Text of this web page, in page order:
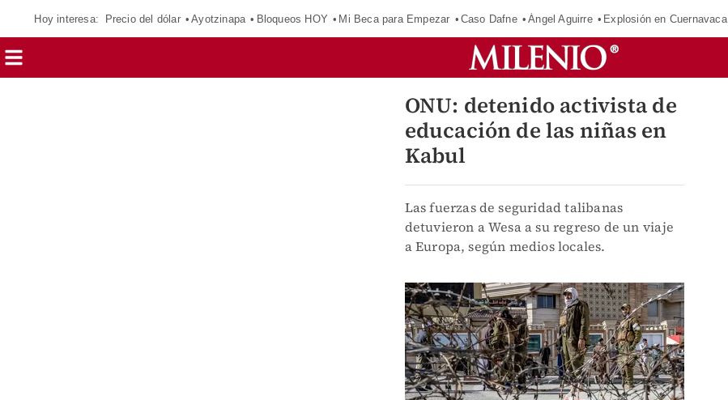
Hoy interesa: Precio del dólar Ayotzinapa Bloqueos HOY Mi Beca para Empezar Caso Dafne Ángel Aguirre Explosión en Cuernavaca
ONU: detenido activista de
educación de las niñas en
Kabul
Las fuerzas de seguridad talibanas
detuvieron a Wesa a su regreso de un viaje
a Europa, según medios locales.